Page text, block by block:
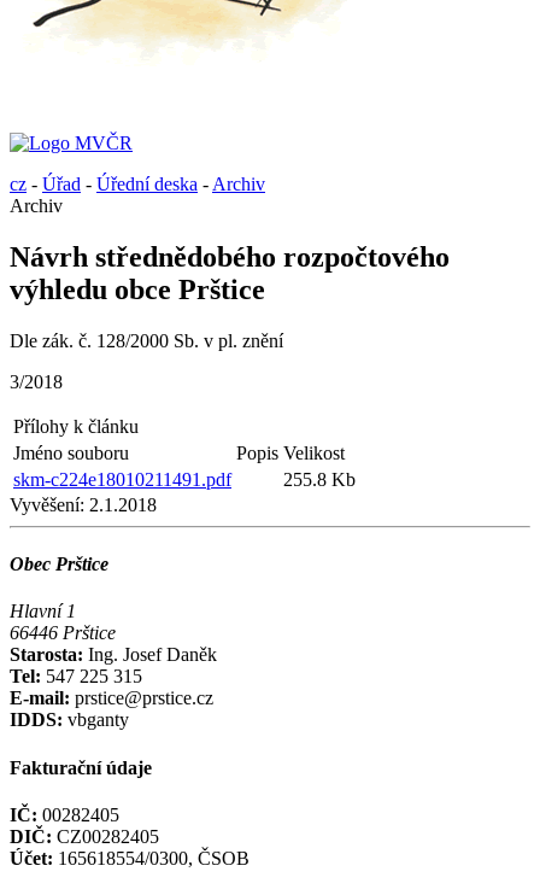
cz - Úřad - Úřední deska - Archiv
Archiv
Návrh střednědobého rozpočtového
výhledu obce Prštice
Dle zák. č. 128/2000 Sb. v pl. znění
3/2018
Přílohy k článku
Jméno souboru
Popis Velikost
skm-c224e18010211491.pdf
255.8 Kb
Vyvěšení: 2.1.2018
Obec Prštice
Hlavní 1
66446 Prštice
Starosta: Ing. Josef Daněk
Tel: 547 225 315
E-mail: prstice@prstice.cz
IDDS: vbganty
Fakturační údaje
IČ: 00282405
DIČ: CZ00282405
Účet: 165618554/0300, ČSOB